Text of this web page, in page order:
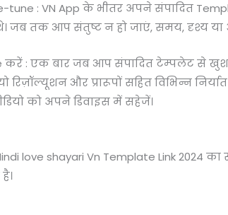
tune : VN App के भीतर अपने संपादित
जब तक आप संतुष्ट न हो जाएं, समय, दृश्य
करें : एक बार जब आप संपादित टेम्पलेट से
रिज़ॉल्यूशन और प्रारूपों सहित विभिन्न
को अपने डिवाइस में सहेजें।
love shayari Vn Template Link 2024